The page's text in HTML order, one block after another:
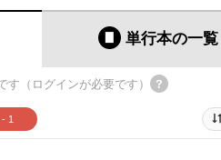
単行本の一覧
す（ログインが必要です）
- 1